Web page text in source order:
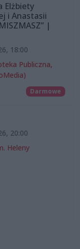
Elżbiety
i Anastasii
|
18:00
Publiczna,
Darmowe
20:00
Heleny